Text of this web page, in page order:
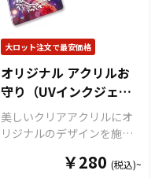
で、お客様にはデザインを
ご入稿いただくだけでオリ
ジナル商品として販売して
いただくことができます。
貼り合わせのアクリルキー
ホルダーはアニメ、エンタ
メ、スポーツ、官公庁、同
人グッズなど様々な業界に
人気です。特に同人イベン
トで販売する際には、個性
的なデザインが映えるアイ
てお選びください。PVC製
で水や汚れに強く、四隅の
スナップボタンを留めるだ
けで簡単に組み立てが完了
しますので、散らかりがち
な小物をスタイリッシュに
整理できるマルチトレイと
して大活躍します。
大ロット注文で最安価格
オリジナル アクリルお
守り（UVインクジェッ
ト印刷）
美しいクリアアクリルにオ
リジナルのデザインを施す
守り」です。 アクリルの裏
￥280 (税込)~